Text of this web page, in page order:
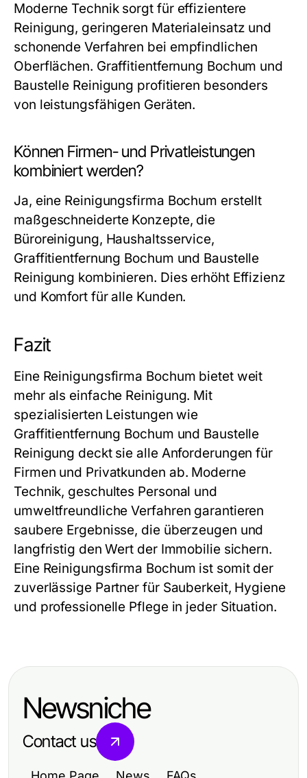
Moderne Technik sorgt für effizientere
Reinigung, geringeren Materialeinsatz und
schonende Verfahren bei empfindlichen
Oberflächen. Graffitientfernung Bochum und
Baustelle Reinigung profitieren besonders
von leistungsfähigen Geräten.
Können Firmen- und Privatleistungen
kombiniert werden?
Ja, eine Reinigungsfirma Bochum erstellt
maßgeschneiderte Konzepte, die
Büroreinigung, Haushaltsservice,
Graffitientfernung Bochum und Baustelle
Reinigung kombinieren. Dies erhöht Effizienz
und Komfort für alle Kunden.
Fazit
Eine Reinigungsfirma Bochum bietet weit
mehr als einfache Reinigung. Mit
spezialisierten Leistungen wie
Graffitientfernung Bochum und Baustelle
Reinigung deckt sie alle Anforderungen für
Firmen und Privatkunden ab. Moderne
Technik, geschultes Personal und
umweltfreundliche Verfahren garantieren
saubere Ergebnisse, die überzeugen und
langfristig den Wert der Immobilie sichern.
Eine Reinigungsfirma Bochum ist somit der
zuverlässige Partner für Sauberkeit, Hygiene
und professionelle Pflege in jeder Situation.
Newsniche
Contact us